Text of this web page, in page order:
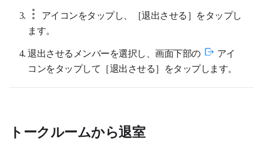
アイコンをタップし、［退出させる］をタップし
ます。
退出させるメンバーを選択し、画面下部の
アイ
コンをタップして［退出させる］をタップします。
トークルームから退室